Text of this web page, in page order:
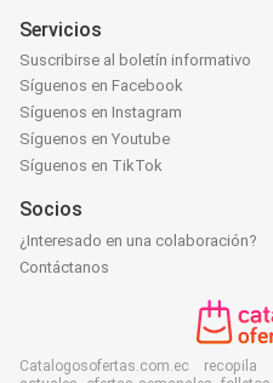
Servicios
Suscribirse al boletín informativo
Síguenos en Facebook
Síguenos en Instagram
Síguenos en Youtube
Síguenos en TikTok
Socios
¿Interesado en una colaboración?
Contáctanos
Catalogosofertas.com.ec